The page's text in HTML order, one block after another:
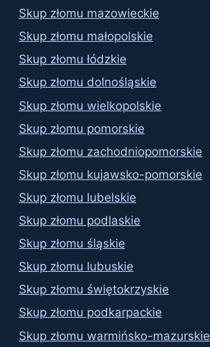
Skup złomu mazowieckie
Skup złomu małopolskie
Skup złomu łódzkie
Skup złomu dolnośląskie
Skup złomu wielkopolskie
Skup złomu pomorskie
Skup złomu zachodniopomorskie
Skup złomu kujawsko-pomorskie
Skup złomu lubelskie
Skup złomu podlaskie
Skup złomu śląskie
Skup złomu lubuskie
Skup złomu świętokrzyskie
Skup złomu podkarpackie
Skup złomu warmińsko-mazurskie